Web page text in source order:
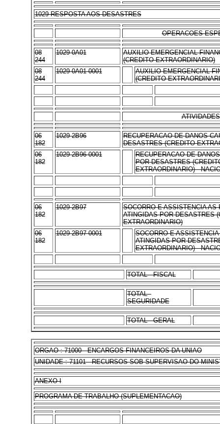
1029 RESPOSTA AOS DESASTRES
OPERACOES
08
244
1029 0A01
AUXILIO EMERGENCIAL
(CREDITO EXTRAORDINARIO)
08
244
1029 0A01 0001
AUXILIO EMERGENCIAL
(CREDITO
ATIVIDADES
06
182
1029 2B96
RECUPERACAO DE DANOS
DESASTRES (CREDITO
06
182
1029 2B96 0001
RECUPERACAO DE
POR DESASTRES
EXTRAORDINARIO) -
06
182
1029 2B97
SOCORRO E ASSISTENCIA AS
ATINGIDAS POR DESASTRES
EXTRAORDINARIO)
06
182
1029 2B97 0001
SOCORRO E
ATINGIDAS POR
EXTRAORDINARIO) -
TOTAL - FISCAL
TOTAL -
SEGURIDADE
TOTAL - GERAL
ORGAO : 71000 - ENCARGOS FINANCEIROS DA UNIAO
UNIDADE : 71101 - RECURSOS SOB SUPERVISAO DO
ANEXO I
PROGRAMA DE TRABALHO (SUPLEMENTACAO)